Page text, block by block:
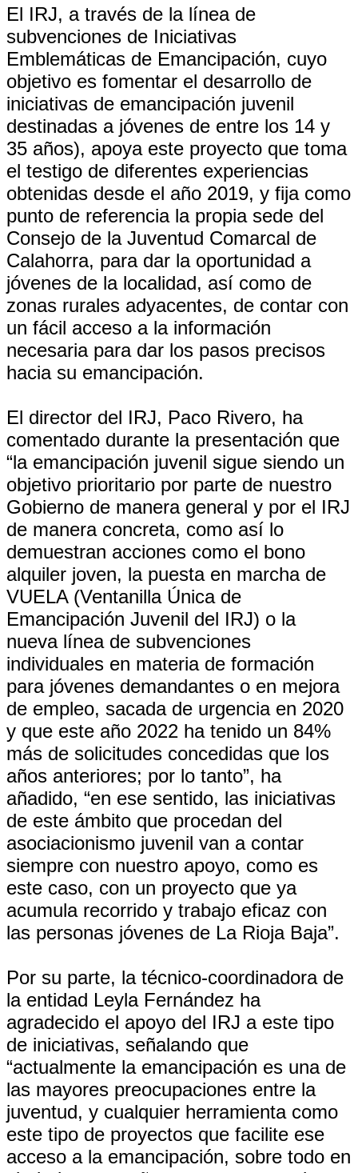
El IRJ, a través de la línea de
subvenciones de Iniciativas
Emblemáticas de Emancipación, cuyo
objetivo es fomentar el desarrollo de
iniciativas de emancipación juvenil
destinadas a jóvenes de entre los 14 y
35 años), apoya este proyecto que toma
el testigo de diferentes experiencias
obtenidas desde el año 2019, y fija como
punto de referencia la propia sede del
Consejo de la Juventud Comarcal de
Calahorra, para dar la oportunidad a
jóvenes de la localidad, así como de
zonas rurales adyacentes, de contar con
un fácil acceso a la información
necesaria para dar los pasos precisos
hacia su emancipación.
El director del IRJ, Paco Rivero, ha
comentado durante la presentación que
“la emancipación juvenil sigue siendo un
objetivo prioritario por parte de nuestro
Gobierno de manera general y por el IRJ
de manera concreta, como así lo
demuestran acciones como el bono
alquiler joven, la puesta en marcha de
VUELA (Ventanilla Única de
Emancipación Juvenil del IRJ) o la
nueva línea de subvenciones
individuales en materia de formación
para jóvenes demandantes o en mejora
de empleo, sacada de urgencia en 2020
y que este año 2022 ha tenido un 84%
más de solicitudes concedidas que los
años anteriores; por lo tanto”, ha
añadido, “en ese sentido, las iniciativas
de este ámbito que procedan del
asociacionismo juvenil van a contar
siempre con nuestro apoyo, como es
este caso, con un proyecto que ya
acumula recorrido y trabajo eficaz con
las personas jóvenes de La Rioja Baja”.
Por su parte, la técnico-coordinadora de
la entidad Leyla Fernández ha
agradecido el apoyo del IRJ a este tipo
de iniciativas, señalando que
“actualmente la emancipación es una de
las mayores preocupaciones entre la
juventud, y cualquier herramienta como
este tipo de proyectos que facilite ese
acceso a la emancipación, sobre todo en